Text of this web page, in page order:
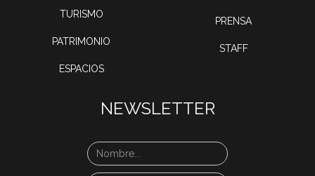
TURISMO
PATRIMONIO
ESPACIOS
PRENSA
STAFF
NEWSLETTER